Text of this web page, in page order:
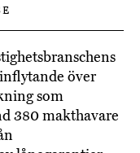
över
som
380 makthavare